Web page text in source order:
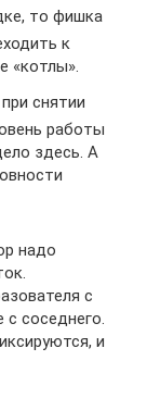
то фишка
к
«котлы».
снятии
работы
здесь. А
надо
с
с соседнего.
и